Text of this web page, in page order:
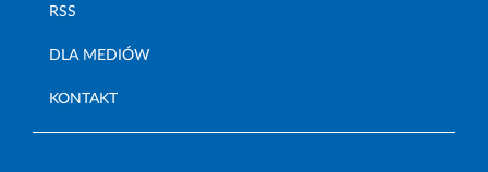
RSS
DLA MEDIÓW
KONTAKT